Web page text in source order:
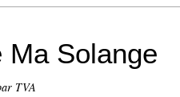
Ma Solange
TVA